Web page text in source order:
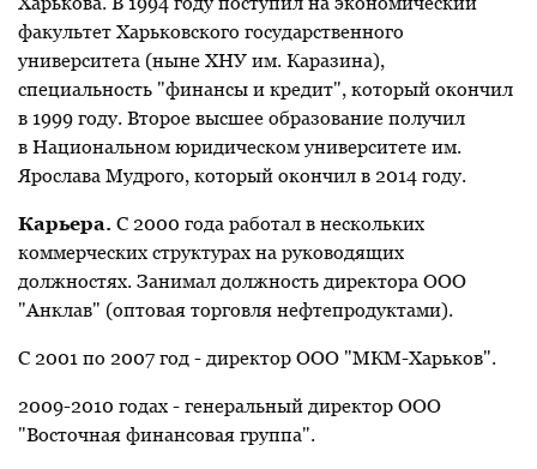
факультет Харьковского государственного
университета (ныне ХНУ им. Каразина),
специальность "финансы и кредит", который окончил
в 1999 году. Второе высшее образование получил
в Национальном юридическом университете им.
Ярослава Мудрого, который окончил в 2014 году.
Карьера. С 2000 года работал в нескольких
коммерческих структурах на руководящих
должностях. Занимал должность директора ООО
"Анклав" (оптовая торговля нефтепродуктами).
С 2001 по 2007 год - директор ООО "МКМ-Харьков".
2009-2010 годах - генеральный директор ООО
"Восточная финансовая группа".